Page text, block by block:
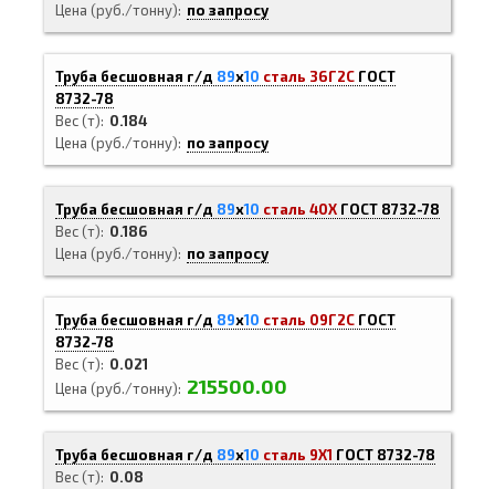
Цена (руб./тонну) по запросу
Труба бесшовная г/д 89х10 сталь 36Г2С ГОСТ
8732-78
Вес (т)
0.184
Цена (руб./тонну)
по запросу
Труба бесшовная г/д 89х10 сталь 40Х ГОСТ 8732-78
Вес (т)
0.186
Цена (руб./тонну)
по запросу
Труба бесшовная г/д 89х10 сталь 09Г2С ГОСТ
8732-78
Вес (т)
0.021
Цена (руб./тонну)
215500.00
Труба бесшовная г/д 89х10 сталь 9Х1 ГОСТ 8732-78
Вес (т)
0.08